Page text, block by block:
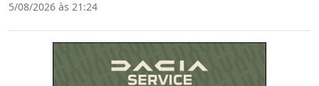
5/08/2026 às 21:24